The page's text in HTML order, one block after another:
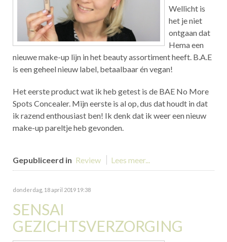
Wellicht is
het je niet
ontgaan dat
Hema een
nieuwe make-up lijn in het beauty assortiment heeft. B.A.E
is een geheel nieuw label, betaalbaar én vegan!
Het eerste product wat ik heb getest is de BAE No More
Spots Concealer. Mijn eerste is al op, dus dat houdt in dat
ik razend enthousiast ben! Ik denk dat ik weer een nieuw
make-up pareltje heb gevonden.
Gepubliceerd in Review Lees meer...
donderdag, 18 april 2019 19:38
SENSAI
GEZICHTSVERZORGING